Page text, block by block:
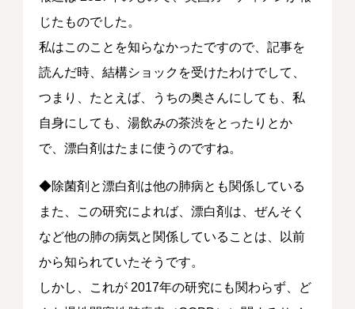
じたものでした。
私はこのことを知らなかったですので、記事を
読んだ時、結構ショックを受けたわけでして、
つまり、たとえば、うちの奥さんにしても、私
自身にしても、湯飲みの茶渋をとったりとか
で、漂白剤はたまに使うのですね。
◆除菌剤と漂白剤は他の肺病とも関係している
また、この研究によれば、漂白剤は、ぜんそく
など他の肺の病気と関係していることは、以前
から知られていたそうです。
しかし、これが 2017年の研究にも関わらず、ど